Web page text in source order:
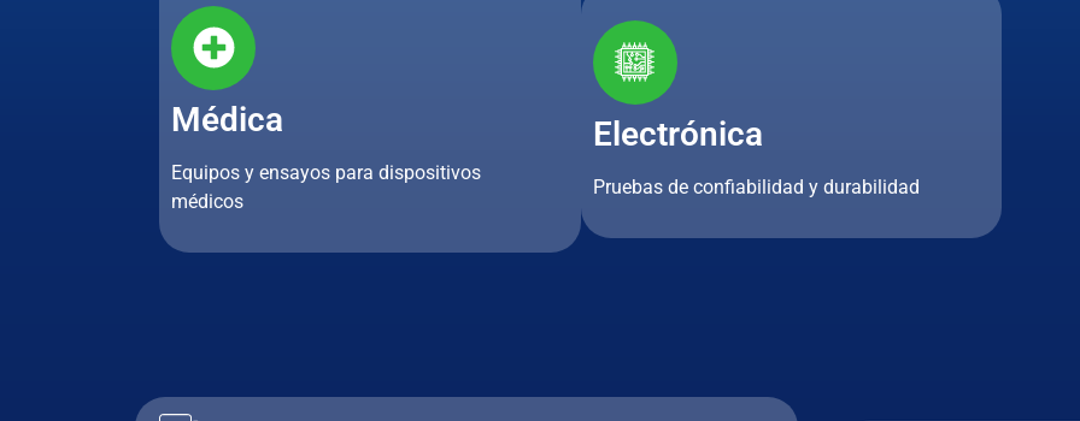
Médica
Equipos y ensayos para dispositivos
médicos
Electrónica
Pruebas de confiabilidad y durabilidad